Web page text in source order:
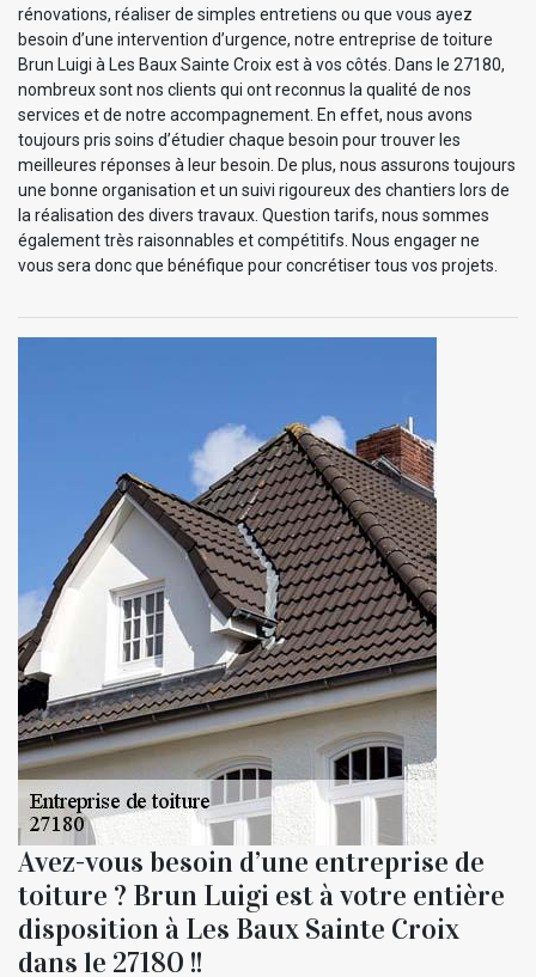
rénovations, réaliser de simples entretiens ou que vous ayez
besoin d’une intervention d’urgence, notre entreprise de toiture
Brun Luigi à Les Baux Sainte Croix est à vos côtés. Dans le 27180,
nombreux sont nos clients qui ont reconnus la qualité de nos
services et de notre accompagnement. En effet, nous avons
toujours pris soins d’étudier chaque besoin pour trouver les
meilleures réponses à leur besoin. De plus, nous assurons toujours
une bonne organisation et un suivi rigoureux des chantiers lors de
la réalisation des divers travaux. Question tarifs, nous sommes
également très raisonnables et compétitifs. Nous engager ne
vous sera donc que bénéfique pour concrétiser tous vos projets.
Avez-vous besoin d’une entreprise de
toiture ? Brun Luigi est à votre entière
disposition à Les Baux Sainte Croix
dans le 27180 !!